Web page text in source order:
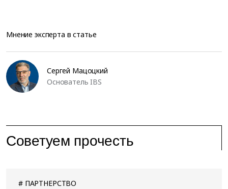
Мнение эксперта в статье
Сергей Мацоцкий
Основатель IBS
Советуем прочесть
ПАРТНЕРСТВО